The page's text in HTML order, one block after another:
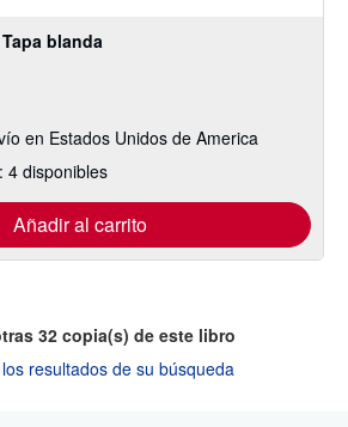
blanda
en Estados Unidos de America
4 disponibles
Añadir al carrito
32copia(s) de este libro
resultados de su búsqueda